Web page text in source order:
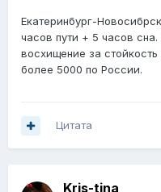
Екатеринбург-
часов пути + 5 часов
восхищение за
более 5000 по России.
Цитата
Kris-tina